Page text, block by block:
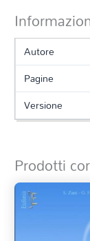
Autore
Pagine
Versione
Prodotti